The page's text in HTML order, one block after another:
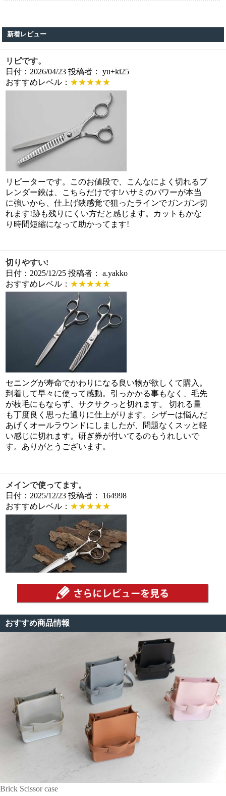
新着レビュー
リピです。
日付：2026/04/23 投稿者： yu+ki25
おすすめレベル：★★★★★
リピーターです。このお値段で、こんなによく切れるブ
レンダー鋏は、こちらだけです!ハサミのパワーが本当
に強いから、仕上げ鋏感覚で狙ったラインでガンガン切
れます!跡も残りにくい方だと感じます。カットもかな
り時間短縮になって助かってます!
切りやすい!
日付：2025/12/25 投稿者： a.yakko
おすすめレベル：★★★★★
セニングが寿命でかわりになる良い物が欲しくて購入。
到着して早々に使って感動。引っかかる事もなく、毛先
が枝毛にもならず、サクサクっと切れます。 切れる量
も丁度良く思った通りに仕上がります。シザーは悩んだ
あげくオールラウンドにしましたが、問題なくスッと軽
い感じに切れます。研ぎ券が付いてるのもうれしいで
す。ありがとうございます。
メインで使ってます。
日付：2025/12/23 投稿者： 164998
おすすめレベル：★★★★★
このハサミは本当におすすめです。
軽くて使いやすいです。この前に立体ハンドルタイプを
買って、そちらも手が疲れずでとても優秀でしたがこち
らのシンプルなハンドルも刈り上げとかがやりやすくて
この価格でこのクオリティのハサミは、中々ないと思い
ます。 個人的には他社の10万台のハサミと比較しても
変わらないクオリティだと感じました。
とてもよかった!
日付：2025/12/23 投稿者： みみ111188
おすすめレベル：
★★★★
おすすめ商品情報
Brick Scissor case